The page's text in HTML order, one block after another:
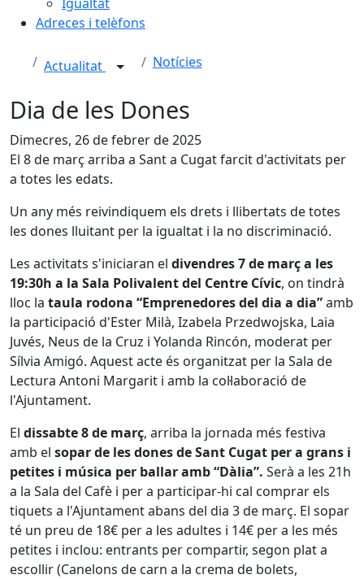
Adreces i telèfons
Actualitat Notícies
Dia de les Dones
Dimecres, 26 de febrer de 2025
El 8 de març arriba a Sant a Cugat farcit d'activitats per
a totes les edats.
Un any més reivindiquem els drets i llibertats de totes
les dones lluitant per la igualtat i la no discriminació.
Les activitats s'iniciaran el divendres 7 de març a les
19:30h a la Sala Polivalent del Centre Cívic, on tindrà
lloc la taula rodona “Emprenedores del dia a dia”amb
la participació d'Ester Milà, Izabela Przedwojska, Laia
Juvés, Neus de la Cruz i Yolanda Rincón, moderat per
Sílvia Amigó. Aquest acte és organitzat per la Sala de
Lectura Antoni Margarit i amb la col·laboració de
l'Ajuntament.
El dissabte 8 de març, arriba la jornada més festiva
amb el sopar de les dones de Sant Cugat per a grans i
petites i música per ballar amb “Dàlia”. Serà a les 21h
a la Sala del Cafè i per a participar-hi cal comprar els
tiquets a l'Ajuntament abans del dia 3 de març. El sopar
té un preu de 18€ per a les adultes i 14€ per a les més
petites i inclou: entrants per compartir, segon plat a
escollir (Canelons de carn a la crema de bolets,